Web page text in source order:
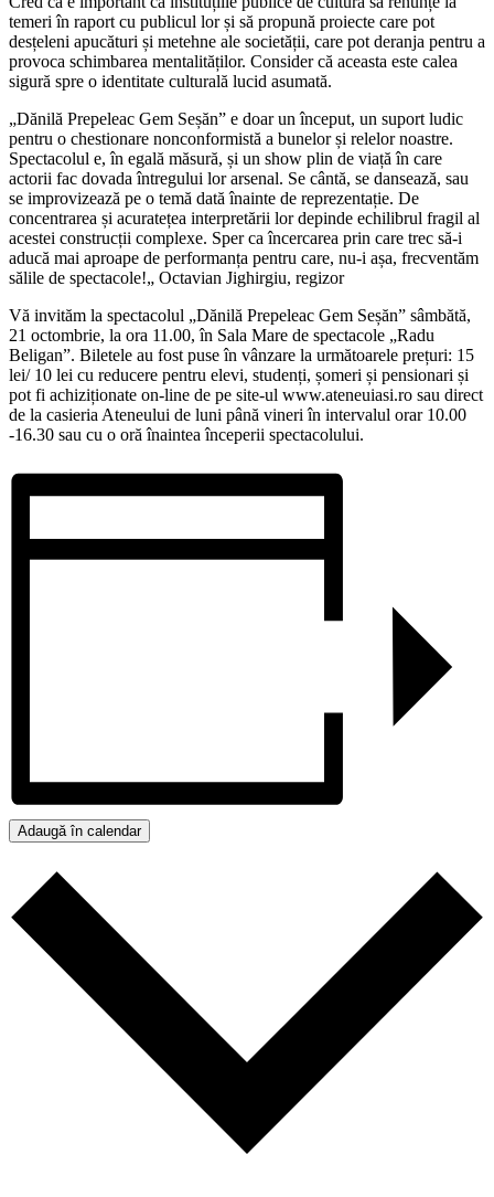
temeri în raport cu publicul lor și să propună proiecte care pot
desțeleni apucături și metehne ale societății, care pot deranja pentru a
provoca schimbarea mentalităților. Consider că aceasta este calea
sigură spre o identitate culturală lucid asumată.
„Dănilă Prepeleac Gem Seșăn” e doar un început, un suport ludic
pentru o chestionare nonconformistă a bunelor și relelor noastre.
Spectacolul e, în egală măsură, și un show plin de viață în care
actorii fac dovada întregului lor arsenal. Se cântă, se dansează, sau
se improvizează pe o temă dată înainte de reprezentație. De
concentrarea și acuratețea interpretării lor depinde echilibrul fragil al
acestei construcții complexe. Sper ca încercarea prin care trec să-i
aducă mai aproape de performanța pentru care, nu-i așa, frecventăm
sălile de spectacole!„ Octavian Jighirgiu, regizor
Vă invităm la spectacolul „Dănilă Prepeleac Gem Seșăn” sâmbătă,
21 octombrie, la ora 11.00, în Sala Mare de spectacole „Radu
Beligan”. Biletele au fost puse în vânzare la următoarele prețuri: 15
lei/ 10 lei cu reducere pentru elevi, studenți, șomeri și pensionari și
pot fi achiziționate on-line de pe site-ul www.ateneuiasi.ro sau direct
de la casieria Ateneului de luni până vineri în intervalul orar 10.00
-16.30 sau cu o oră înaintea începerii spectacolului.
Adaugă în calendar